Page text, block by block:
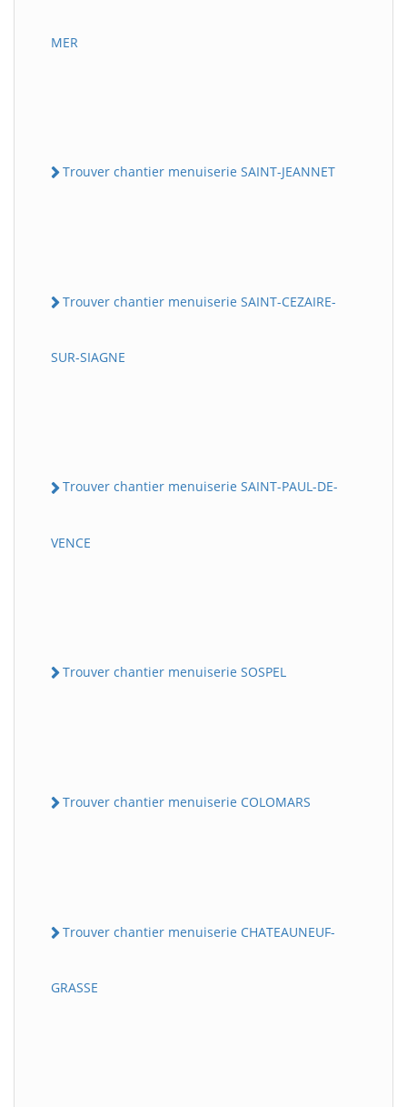
MER
Trouver chantier menuiserie SAINT-JEANNET
Trouver chantier menuiserie SAINT-CEZAIRE-
SUR-SIAGNE
Trouver chantier menuiserie SAINT-PAUL-DE-
VENCE
Trouver chantier menuiserie SOSPEL
Trouver chantier menuiserie COLOMARS
Trouver chantier menuiserie CHATEAUNEUF-
GRASSE